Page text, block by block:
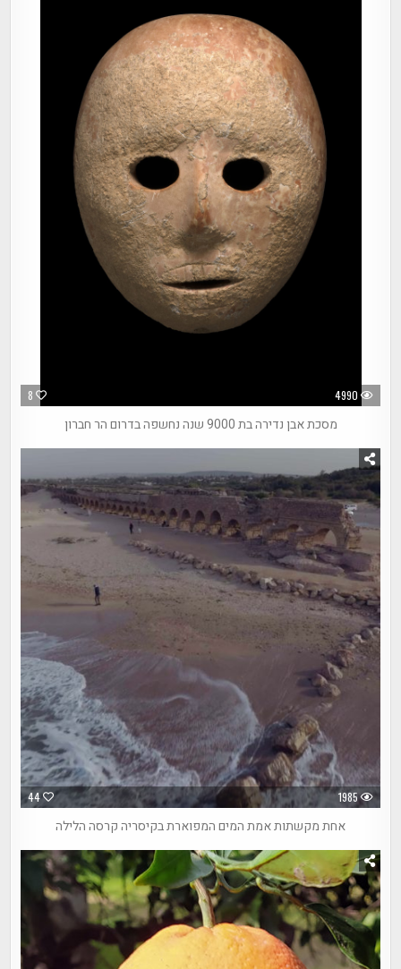
8 4990
מסכת אבן נדירה בת 9000 שנה נחשפה בדרום הר חברון
44 1985
אחת מקשתות אמת המים המפוארת בקיסריה קרסה הלילה